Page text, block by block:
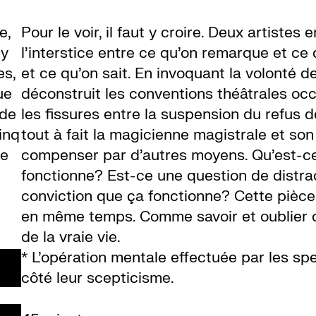
Pour le voir, il faut y croire. Deux artistes
l’interstice entre ce qu’on remarque et
et ce qu’on sait. En invoquant la volonté
déconstruit les conventions théâtrales
les fissures entre la suspension du refus
tout à fait la magicienne magistrale et
compenser par d’autres moyens. Qu’est-
fonctionne? Est-ce une question de
conviction que ça fonctionne? Cette
en même temps. Comme savoir et
de la vraie vie.
* L’opération mentale effectuée par les
côté leur scepticisme.